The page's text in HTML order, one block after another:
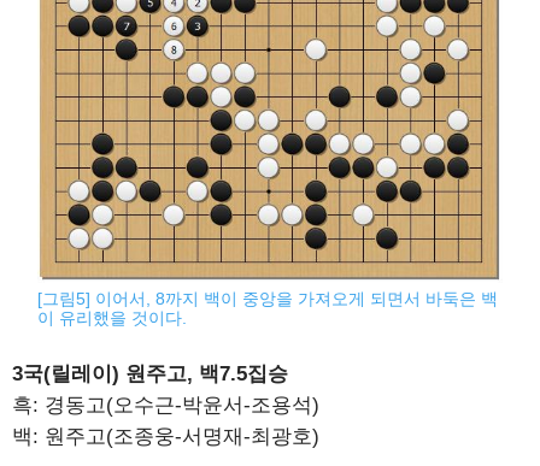
[그림5] 이어서, 8까지 백이 중앙을 가져오게 되면서 바둑은 백
이 유리했을 것이다.
3국(릴레이) 원주고, 백7.5집승
흑: 경동고(오수근-박윤서-조용석)
백: 원주고(조종웅-서명재-최광호)